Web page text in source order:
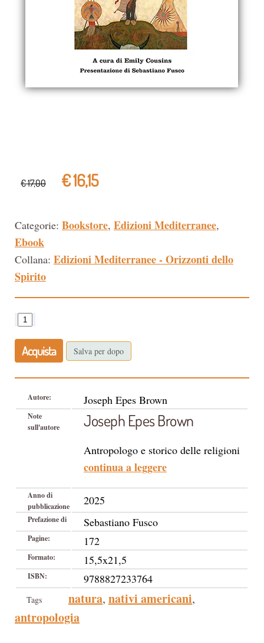
€ 17,00 € 16,15
Categorie: Bookstore, Edizioni Mediterranee,
Ebook
Collana: Edizioni Mediterranee - Orizzonti dello
Spirito
Acquista Salva per dopo
Autore: Joseph Epes Brown
Note
sull'autore
Joseph Epes Brown
Antropologo e storico delle religioni
continua a leggere
Anno di
pubblicazione
2025
Prefazione di Sebastiano Fusco
Pagine: 172
Formato: 15,5x21,5
ISBN: 9788827233764
Tags natura, nativi americani,
antropologia